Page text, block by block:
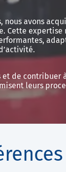
avons
Cette
de contribuer
leurs